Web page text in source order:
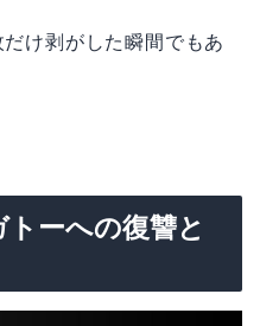
け剥がした瞬間でもあ
ーへの復讐と